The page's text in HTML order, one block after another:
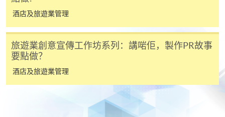
凡以「先到先得」為取錄方式的課程，請填妥
費以及所需證明文件呈交。
[下載報名表SF26
申請學歷頒授及專業課程可能需要其他資料，報名
表可向報名中心或有關課程負責人索取。填妥申請
表格後，請連同報名費/學費以及所需證明文件親
酒店及旅遊業管理
旅遊業創意宣傳工作坊系列：講啱佢，製作PR故事
要點做？
酒店及旅遊業管理